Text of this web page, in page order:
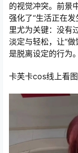
的视觉冲突。前景
强化了“生活正在
里尤为关键：没有
淡定与轻松，让“
是脱离设定的行为。
卡芙卡cos线上看图